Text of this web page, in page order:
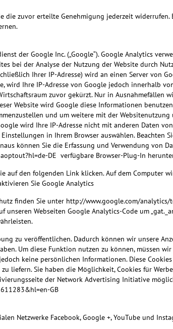
die zuvor erteilte Genehmigung jederzeit
der Google Inc. („Google“). Google Analytics
bei der Analyse der Nutzung der Website durch
Ihrer IP-Adresse) wird an einen Server von
wird Ihre IP-Adresse von Google jedoch innerhalb
zuvor gekürzt. Nur in Ausnahmefällen
Website wird Google diese Informationen
und um weitere mit der
wird Ihre IP-Adresse nicht mit anderen Daten
in Ihrem Browser auswählen. Beachten
können Sie die Erfassung und Verwendung von
DE verfügbare Browser-Plug-In
auf den folgenden Link klicken. Auf dem Computer
Sie Google Analytics
finden Sie unter http://www.google.com/
Webseiten Google Analytics-Code um
zu veröffentlichen. Dadurch können wir unsere
Um diese Funktion nutzen zu können, müssen
keine persönlichen Informationen. Diese
liefern. Sie haben die Möglichkeit, Cookies für
der Network Advertising Initiative
GB
Netzwerke Facebook, Google +, YouTube und